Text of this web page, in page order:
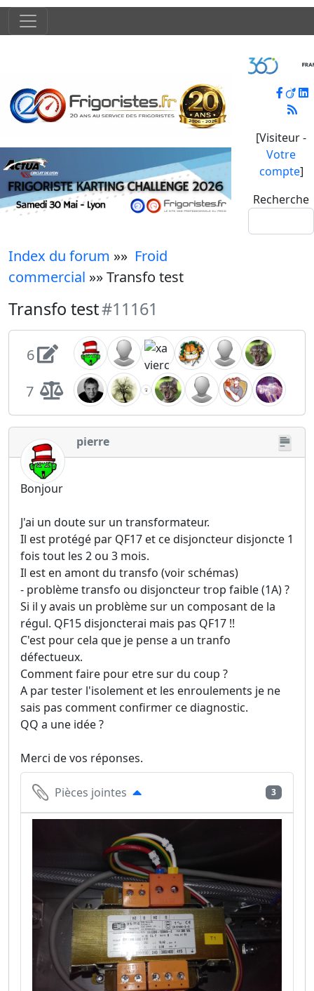
[Visiteur -
Votre
compte]
Recherche
Index du forum »» Froid
commercial »» Transfo test
Transfo test#11161
6
7
pierre
Bonjour
J'ai un doute sur un transformateur.
Il est protégé par QF17 et ce disjoncteur disjoncte 1
fois tout les 2 ou 3 mois.
Il est en amont du transfo (voir schémas)
- problème transfo ou disjoncteur trop faible (1A) ?
Si il y avais un problème sur un composant de la
régul. QF15 disjoncterai mais pas QF17 !!
C'est pour cela que je pense a un tranfo
défectueux.
Comment faire pour etre sur du coup ?
A par tester l'isolement et les enroulements je ne
sais pas comment confirmer ce diagnostic.
QQ a une idée ?
Merci de vos réponses.
Pièces jointes 3